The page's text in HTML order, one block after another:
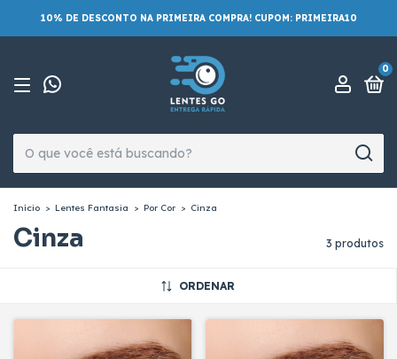
10% DE DESCONTO NA PRIMEIRA COMPRA! CUPOM: PRIMEIRA10
0
Início > Lentes Fantasia > Por Cor > Cinza
Cinza 3 produtos
ORDENAR